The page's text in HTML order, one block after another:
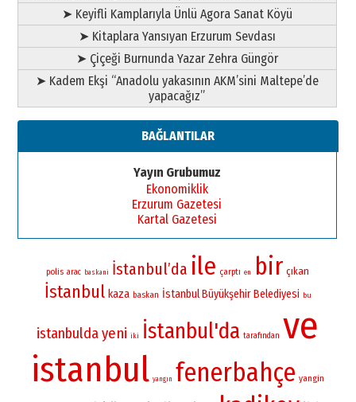
➤ Keyifli Kamplarıyla Ünlü Agora Sanat Köyü
➤ Kitaplara Yansıyan Erzurum Sevdası
➤ Çiçeği Burnunda Yazar Zehra Güngör
➤ Kadem Ekşi “Anadolu yakasının AKM’sini Maltepe’de
yapacağız”
BAĞLANTILAR
Yayın Grubumuz
Ekonomiklik
Erzurum Gazetesi
Kartal Gazetesi
polis arac baskani İstanbul’da ile çarptı en bir çıkan
İstanbul kaza baskan İstanbul Büyükşehir Belediyesi bu
istanbulda yeni iki İstanbul'da tarafından ve
istanbul yangın fenerbahçe yangin